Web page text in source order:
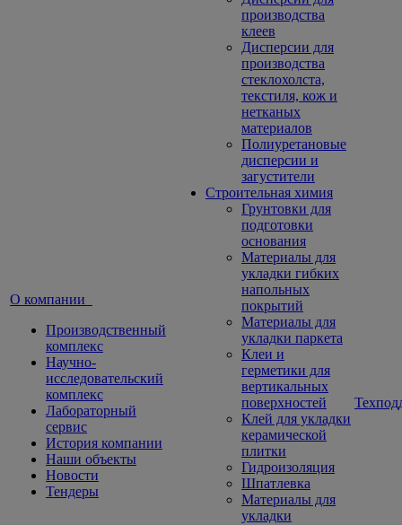
О компании
Производственный
комплекс
Научно-
исследовательский
комплекс
Лабораторный
сервис
История компании
Наши объекты
Новости
Тендеры
производства
клеев
Дисперсии для
производства
стеклохолста,
текстиля, кож и
нетканых
материалов
Полиуретановые
дисперсии и
загустители
Строительная химия
Грунтовки для
подготовки
основания
Материалы для
укладки гибких
напольных
покрытий
Материалы для
укладки паркета
Клеи и
герметики для
вертикальных
поверхностей
Клей для укладки
керамической
плитки
Гидроизоляция
Шпатлевка
Материалы для
укладки